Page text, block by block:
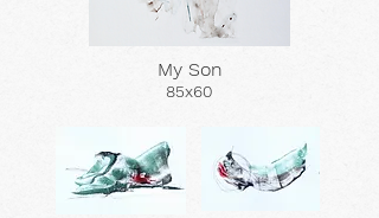
My Son
85x60